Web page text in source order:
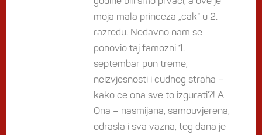
moja mala princeza „cak“ u 2.
razredu. Nedavno nam se
ponovio taj famozni 1.
septembar pun treme,
neizvjesnosti i cudnog straha –
kako ce ona sve to izgurati?! A
Ona – nasmijana, samouvjerena,
odrasla i sva vazna, tog dana je